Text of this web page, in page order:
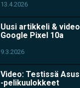
13.4.2026
Uusi artikkeli &
Google Pixel 10a
9.3.2026
Video: Testissä Asus
-pelikuulokkeet